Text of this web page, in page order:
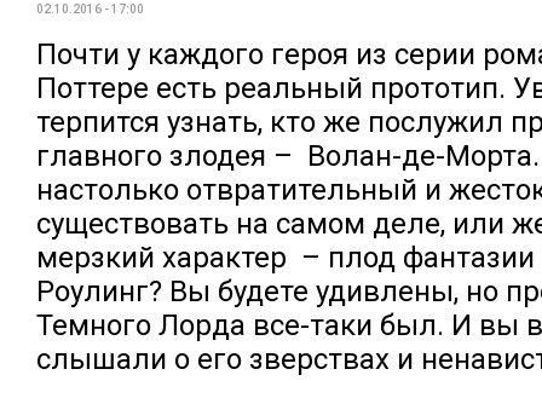
02.10.2016 - 17:00
Почти у каждого героя из серии
Поттере есть реальный прототип.
терпится узнать, кто же послужил
главного злодея – Волан-де-
настолько отвратительный и
существовать на самом деле, или
мерзкий характер – плод
Роулинг? Вы будете удивлены, но
Темного Лорда все-таки был. И вы
слышали о его зверствах и